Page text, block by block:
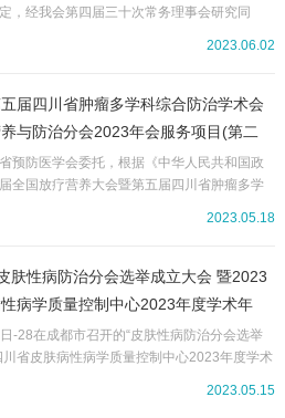
，经我会第四届三十次常务理事会研究同
通知如下：一、名额分配及建议名单四川省
选条件1.委员候选人所在单位为四川省预防
学会工作，具有良好职业道德，学风正派...
2023.06.02
届四川省肿瘤多学科综合防治学术会
与防治分会2023年会服务项目(第二
预防医学会委托，根据《中华人民共和国政
全国放疗营养大会暨第五届四川省肿瘤多学
供应商前来投标。项目名称：第四届全国放
(第二次）项目编号：SCZDZB-2023135L项
目联系电话：028-86...
2023.05.18
肤性病防治分会选举成立大会 暨2023
病学质量控制中心2023年度学术年
-28在成都市召开的“皮肤性病防治分会选举
省皮肤病性病学质量控制中心2023年度学术
性病学质量控制中心2023年度学术年会”变
2023.05.15